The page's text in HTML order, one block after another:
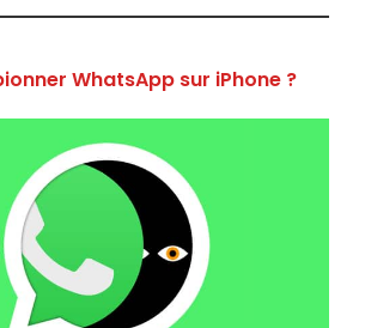
WhatsApp sur iPhone ?